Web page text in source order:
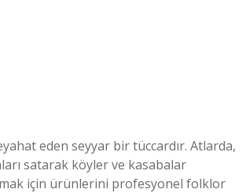
eden seyyar bir tüccardır. Atlarda,
satarak köyler ve kasabalar
için ürünlerini profesyonel folklor